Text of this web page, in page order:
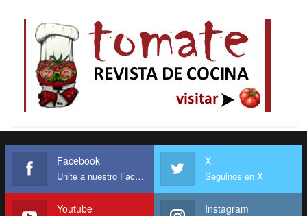
Facebook
Unite a nuestro Facebook
X
Seguinos en X
Youtube Instagram